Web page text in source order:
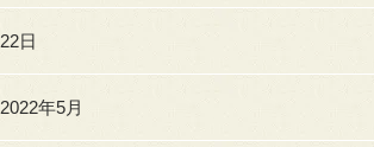
22日
2022年5月